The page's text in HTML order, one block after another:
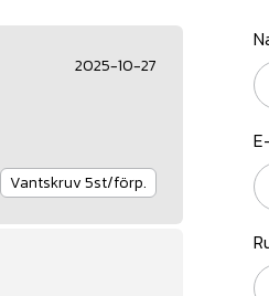
2025-10-27
Vantskruv 5st/förp.